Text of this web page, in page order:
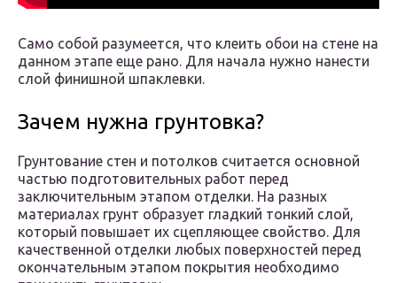
Само собой разумеется, что клеить обои на стене на
данном этапе еще рано. Для начала нужно нанести
слой финишной шпаклевки.
Зачем нужна грунтовка?
Грунтование стен и потолков считается основной
частью подготовительных работ перед
заключительным этапом отделки. На разных
материалах грунт образует гладкий тонкий слой,
который повышает их сцепляющее свойство. Для
качественной отделки любых поверхностей перед
окончательным этапом покрытия необходимо